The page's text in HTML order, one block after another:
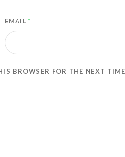
EMAIL*
BROWSER FOR THE NEXT